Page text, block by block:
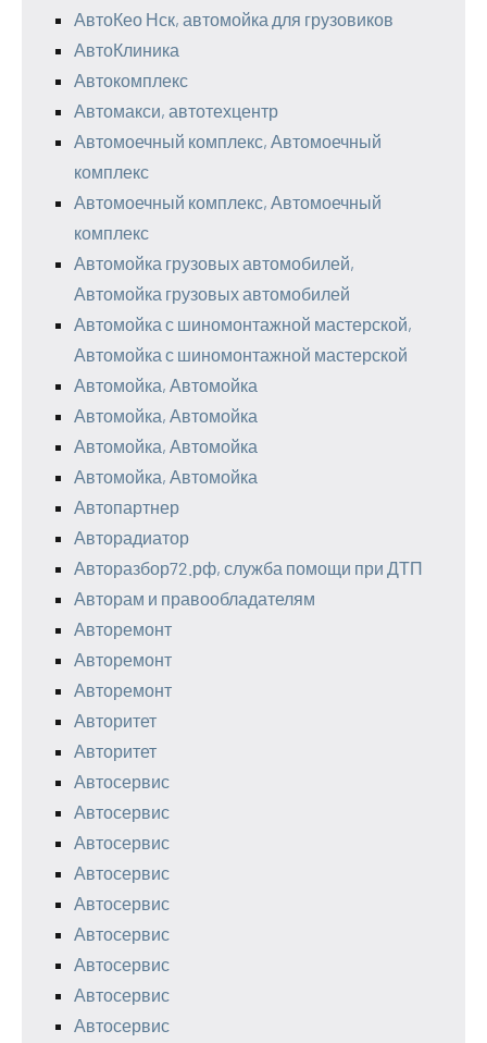
АвтоКео Нск, автомойка для грузовиков
АвтоКлиника
Автокомплекс
Автомакси, автотехцентр
Автомоечный комплекс, Автомоечный
комплекс
Автомоечный комплекс, Автомоечный
комплекс
Автомойка грузовых автомобилей,
Автомойка грузовых автомобилей
Автомойка с шиномонтажной мастерской,
Автомойка с шиномонтажной мастерской
Автомойка, Автомойка
Автомойка, Автомойка
Автомойка, Автомойка
Автомойка, Автомойка
Автопартнер
Авторадиатор
Авторазбор72.рф, служба помощи при ДТП
Авторам и правообладателям
Авторемонт
Авторемонт
Авторемонт
Авторитет
Авторитет
Автосервис
Автосервис
Автосервис
Автосервис
Автосервис
Автосервис
Автосервис
Автосервис
Автосервис